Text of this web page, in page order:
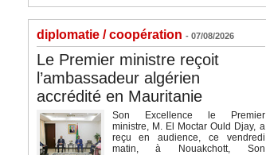
diplomatie / coopération - 07/08/2026
Le Premier ministre reçoit
l’ambassadeur algérien
accrédité en Mauritanie
Son Excellence le Premier
ministre, M. El Moctar Ould Djay, a
reçu en audience, ce vendredi
matin, à Nouakchott, Son